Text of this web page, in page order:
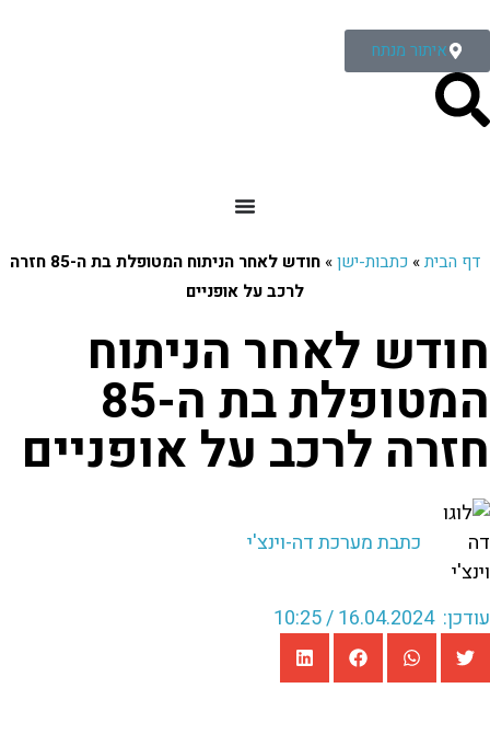
איתור מנתח
דף הבית» כתבות-ישן»
חודש לאחר הניתוח המטופלת בת ה-85 חזרה
לרכב על אופניים
חודש לאחר הניתוח
המטופלת בת ה-85
חזרה לרכב על אופניים
כתבת מערכת דה-וינצ'י
עודכן: 16.04.2024 / 10:25